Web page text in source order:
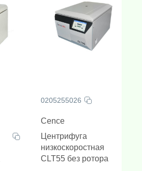
0205255026
Cence
Центрифуга
низкоскоростная
CLT55 без ротора